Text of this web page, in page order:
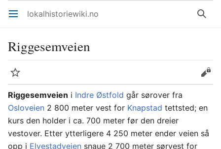
Åpne hovedmenyen lokalhistoriewiki.no Søk
Riggesemveien
Overvåk
Rediger
Riggesemveien i Indre Østfold går sørover fra
Osloveien 2 800 meter vest for Knapstad tettsted; en
kurs den holder i ca. 700 meter før den dreier
vestover. Etter ytterligere 4 250 meter ender veien så
opp i Elvestadveien snaue 2 700 meter sørvest for